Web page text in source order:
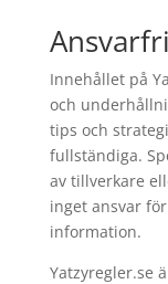
Innehållet på
och
tips och
fullständiga.
av tillverkare
inget ansvar
information.
Yatzyregler.se